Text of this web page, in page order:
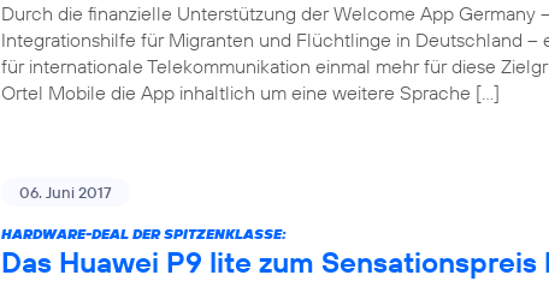
Durch die finanzielle Unterstützung der Welcome App Germany
Integrationshilfe für Migranten und Flüchtlinge in Deutschland –
für internationale Telekommunikation einmal mehr für diese
Ortel Mobile die App inhaltlich um eine weitere Sprache […]
06. Juni 2017
HARDWARE-DEAL DER SPITZENKLASSE:
Das Huawei P9 lite zum Sensationspreis